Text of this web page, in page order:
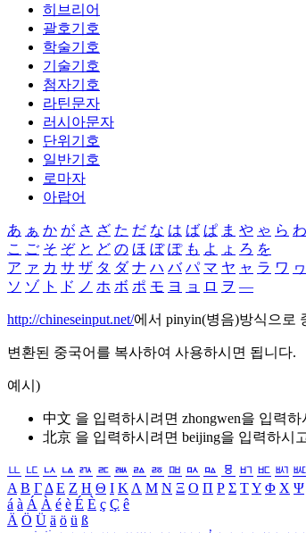
히브리어
괄호기호
학술기호
기술기호
첨자기호
라틴문자
러시아문자
단위기호
일반기호
로마자
아랍어
あ ぁ か が さ ざ た だ な は ば ぱ ま や ゃ ら わ
こ ご そ ぞ と ど の ほ ぼ ぽ も よ ょ ろ を
ア ァ カ サ ザ タ ダ ナ ハ バ パ マ ヤ ャ ラ ワ ヮ
ソ ゾ ト ド ノ ホ ボ ポ モ ヨ ョ ロ ヲ ―
http://chineseinput.net/에서 pinyin(병음)방식으로
변환된 중국어를 복사하여 사용하시면 됩니다.
예시)
中文 을 입력하시려면 zhongwen을 입력하
北京 을 입력하시려면 beijing을 입력하시
ㅥ ㅦ ㅧ ㅨ ㅩ ㅪ ㅫ ㅬ ㅭ ㅮ ㅯ ㅰ ㅱ ㅲ ㅳ ㅴ ㅵ
Α Β ΓΔ Ε Ζ Η Θ Ι ΚΛ Μ Ν Ξ Ο Π Ρ Σ ΤΥ Φ Χ Ψ
á à Á À é è É È ç Ç ê
Ä Ö Ü ä ö ü ß